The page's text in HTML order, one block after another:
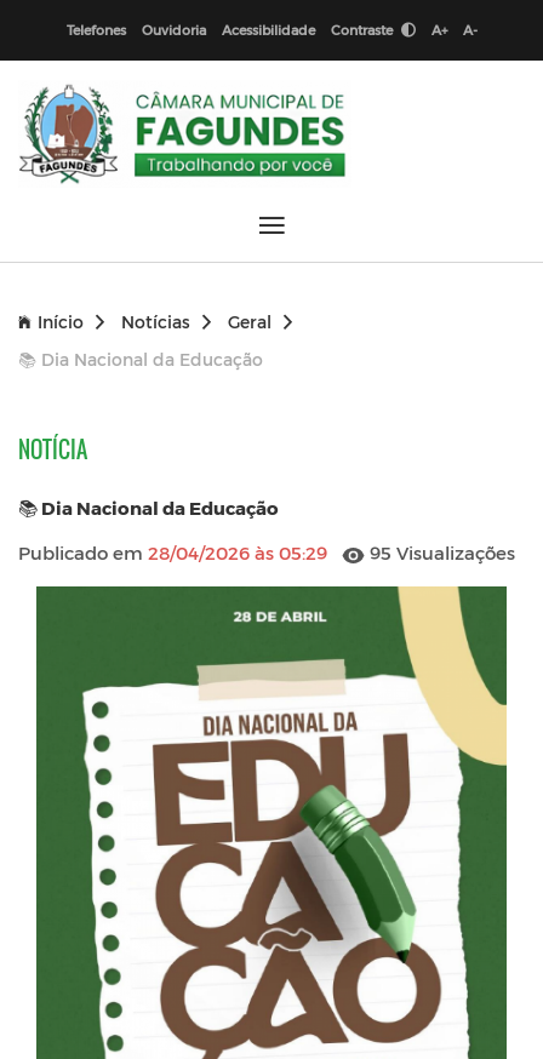
Telefones Ouvidoria Acessibilidade Contraste A+ A-
Início Notícias
Geral
📚 Dia Nacional da Educação
NOTÍCIA
📚 Dia Nacional da Educação
Publicado em 28/04/2026 às 05:29 95 Visualizações